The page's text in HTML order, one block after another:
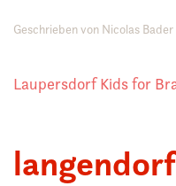
Geschrieben von Nicolas Bader
Laupersdorf Kids for